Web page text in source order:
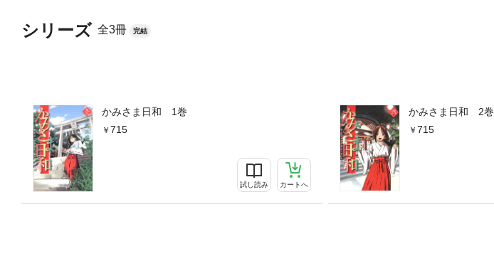
シリーズ 全3冊 完結
かみさま日和 1巻
715
試し読み カートへ
かみさま日和 2巻
715